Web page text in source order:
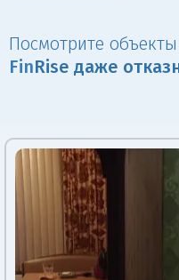
Посмотрите
Fin Rise даже